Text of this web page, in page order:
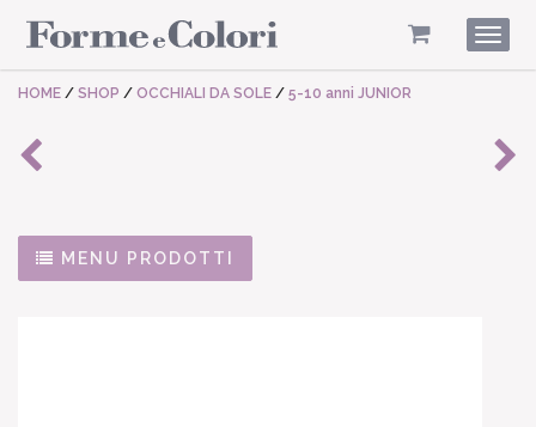
HOME / SHOP / OCCHIALI DA SOLE / 5-10 anni JUNIOR
MENU PRODOTTI